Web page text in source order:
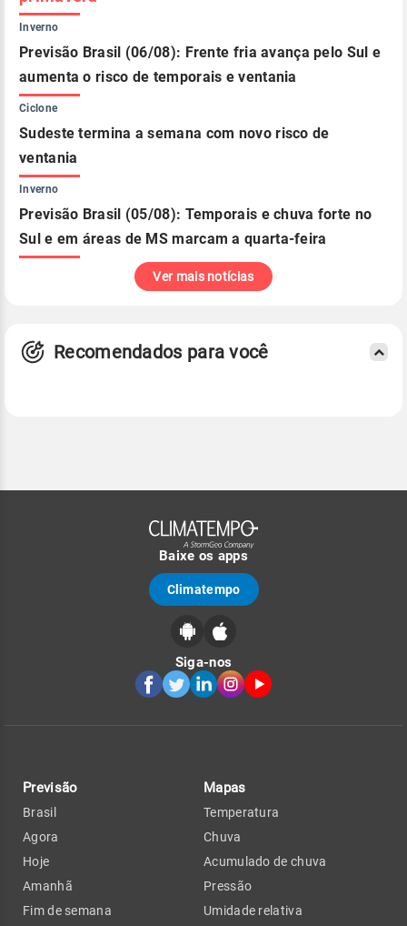
Inverno
Previsão Brasil (06/08): Frente fria avança pelo Sul e
aumenta o risco de temporais e ventania
Ciclone
Sudeste termina a semana com novo risco de
ventania
Inverno
Previsão Brasil (05/08): Temporais e chuva forte no
Sul e em áreas de MS marcam a quarta-feira
Ver mais notícias
Recomendados para você
Baixe os apps
Climatempo
Siga-nos
Previsão
Brasil
Agora
Hoje
Amanhã
Fim de semana
Mapas
Temperatura
Chuva
Acumulado de chuva
Pressão
Umidade relativa